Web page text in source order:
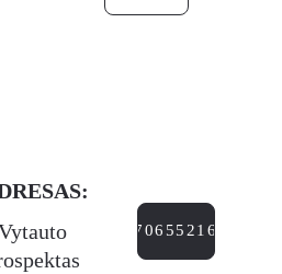
+37065521666